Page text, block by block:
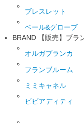
ブレスレット
ベール&グローブ
BRAND
【販売】ブラ
オルガブランカ
フランブルーム
ミミキャネル
ビビアディティ